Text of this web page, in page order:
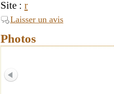
Site : r
Laisser un avis
Photos